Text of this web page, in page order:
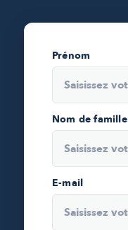
Prénom
Nom de famille
E-mail